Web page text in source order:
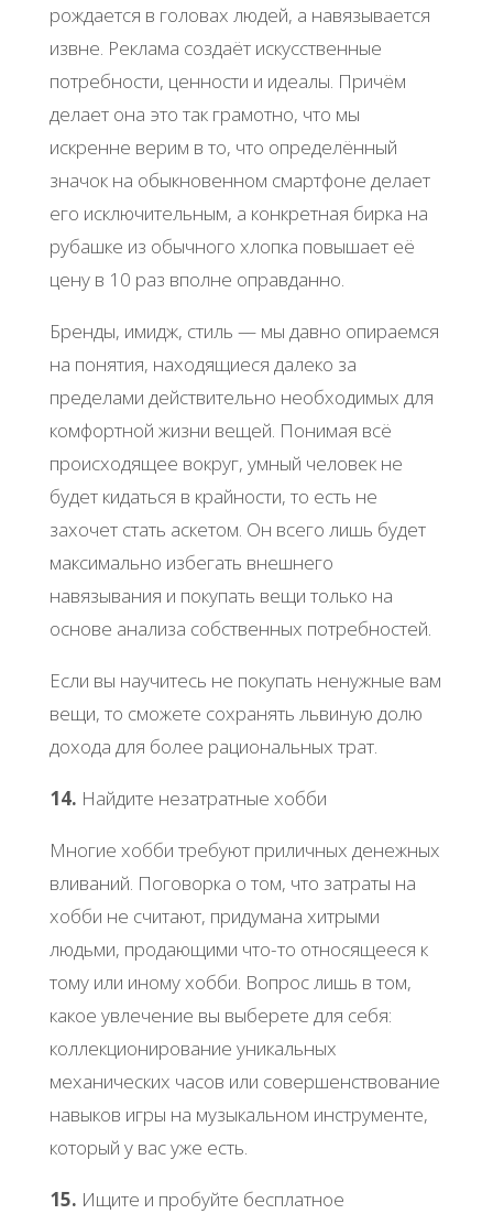
рождается в головах людей, а навязывается
извне. Реклама создаёт искусственные
потребности, ценности и идеалы. Причём
делает она это так грамотно, что мы
искренне верим в то, что определённый
значок на обыкновенном смартфоне делает
его исключительным, а конкретная бирка на
рубашке из обычного хлопка повышает её
цену в 10 раз вполне оправданно.
Бренды, имидж, стиль — мы давно опираемся
на понятия, находящиеся далеко за
пределами действительно необходимых для
комфортной жизни вещей. Понимая всё
происходящее вокруг, умный человек не
будет кидаться в крайности, то есть не
захочет стать аскетом. Он всего лишь будет
максимально избегать внешнего
навязывания и покупать вещи только на
основе анализа собственных потребностей.
Если вы научитесь не покупать ненужные вам
вещи, то сможете сохранять львиную долю
дохода для более рациональных трат.
14. Найдите незатратные хобби
Многие хобби требуют приличных денежных
вливаний. Поговорка о том, что затраты на
хобби не считают, придумана хитрыми
людьми, продающими что-то относящееся к
тому или иному хобби. Вопрос лишь в том,
какое увлечение вы выберете для себя:
коллекционирование уникальных
механических часов или совершенствование
навыков игры на музыкальном инструменте,
который у вас уже есть.
15. Ищите и пробуйте бесплатное